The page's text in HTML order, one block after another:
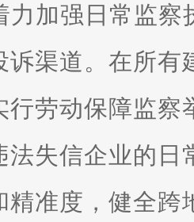
强日常监察
诉渠道。在所
行劳动保障监
法失信企业的
精准度，健全